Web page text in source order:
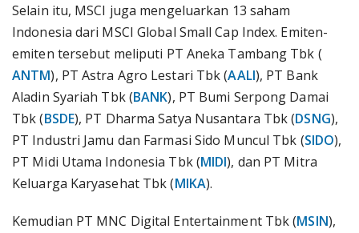
Selain itu, MSCI juga mengeluarkan 13 saham
Indonesia dari MSCI Global Small Cap Index. Emiten-
emiten tersebut meliputi PT Aneka Tambang Tbk (
ANTM), PT Astra Agro Lestari Tbk (AALI), PT Bank
Aladin Syariah Tbk (BANK), PT Bumi Serpong Damai
Tbk (BSDE), PT Dharma Satya Nusantara Tbk (DSNG),
PT Industri Jamu dan Farmasi Sido Muncul Tbk (SIDO),
PT Midi Utama Indonesia Tbk (MIDI), dan PT Mitra
Keluarga Karyasehat Tbk (MIKA).
Kemudian PT MNC Digital Entertainment Tbk (MSIN),